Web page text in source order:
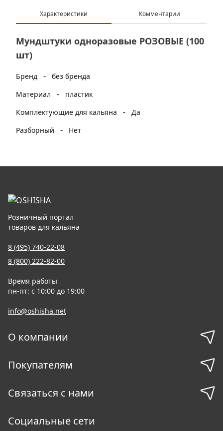
Характеристики Комментарии
Мундштуки одноразовые РОЗОВЫЕ (100
шт)
Бренд - без бренда
Материал
-
пластик
Комплектующие для кальяна
- Да
Разборный
- Нет
Розничный портал
товаров для кальяна
8 (495) 740-22-08
8 (800) 222-82-00
Время работы
пн-пт: с 10:00 до 19:00
info@oshisha.net
О компании
Покупателям
Связаться с нами
Социальные сети